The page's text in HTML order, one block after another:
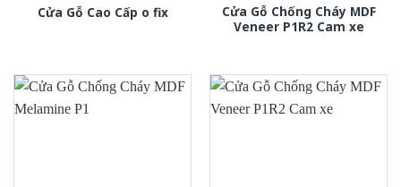
Cửa Gỗ Cao Cấp o fix
Cửa Gỗ Chống Cháy MDF
Veneer P1R2 Cam xe